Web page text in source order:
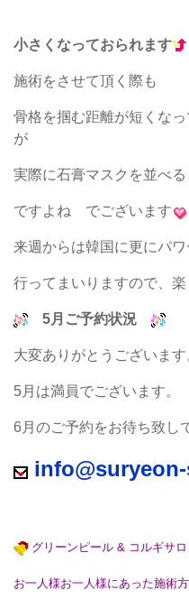
小さくなっておられます
施術をさせて頂く際も
骨格を掴む距離が短くな
が
実際に石膏マスクを並べ
ですよね でございます
来週からは韓国に更にパ
行ってまいりますので、
5月ご予約状況
大変ありがとうございます
5月は満員でございます。
6月のご予約をお待ち致し
グリーンピール & コルギサ
お一人様お一人様にあった施術